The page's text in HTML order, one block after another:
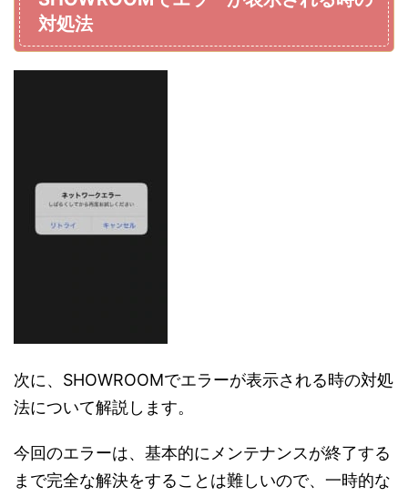
対処法
次に、SHOWROOMでエラーが表示される時の対処
法について解説します。
今回のエラーは、基本的にメンテナンスが終了する
まで完全な解決をすることは難しいので、一時的な